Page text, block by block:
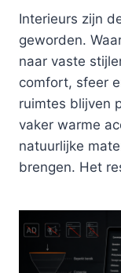
Interieurs zijn
geworden.
naar vaste
comfort, sfeer
ruimtes blijven
vaker warme
natuurlijke
brengen. Het